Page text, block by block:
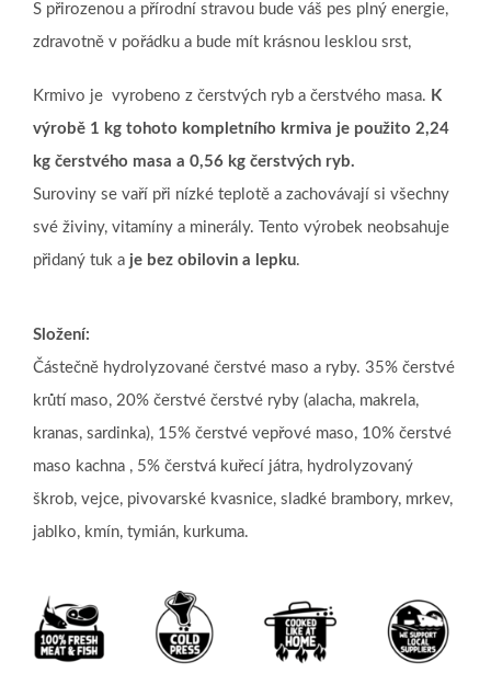
S přirozenou a přírodní stravou bude váš pes plný energie,
zdravotně v pořádku a bude mít krásnou lesklou srst,
Krmivo je vyrobeno z čerstvých ryb a čerstvého masa. K
výrobě 1 kg tohoto kompletního krmiva je použito 2,24
kg čerstvého masa a 0,56 kg čerstvých ryb.
Suroviny se vaří při nízké teplotě a zachovávají si všechny
své živiny, vitamíny a minerály. Tento výrobek neobsahuje
přidaný tuk a je bez obilovin a lepku.
Složení:
Částečně hydrolyzované čerstvé maso a ryby. 35% čerstvé
krůtí maso, 20% čerstvé čerstvé ryby (alacha, makrela,
kranas, sardinka), 15% čerstvé vepřové maso, 10% čerstvé
maso kachna , 5% čerstvá kuřecí játra, hydrolyzovaný
škrob, vejce, pivovarské kvasnice, sladké brambory, mrkev,
jablko, kmín, tymián, kurkuma.